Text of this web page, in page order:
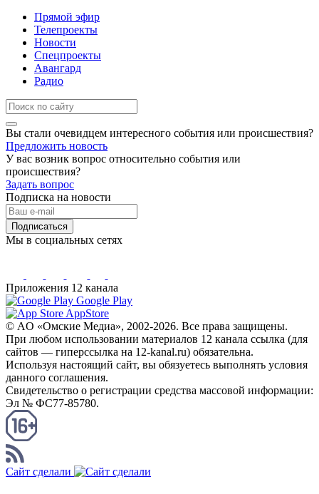
Прямой эфир
Телепроекты
Новости
Спецпроекты
Авангард
Радио
Вы стали очевидцем интересного события или происшествия?
Предложить новость
У вас возник вопрос относительно события или
происшествия?
Задать вопрос
Подписка на новости
Подписаться
Мы в социальных сетях
Приложения 12 канала
Google Play
AppStore
© AO «Омские Медиа», 2002-2026. Все права защищены.
При любом использовании материалов 12 канала ссылка (для
сайтов — гиперссылка на 12-kanal.ru) обязательна.
Используя настоящий сайт, вы обязуетесь выполнять условия
данного соглашения.
Свидетельство о регистрации средства массовой информации:
Эл № ФС77-85780.
Сайт сделали